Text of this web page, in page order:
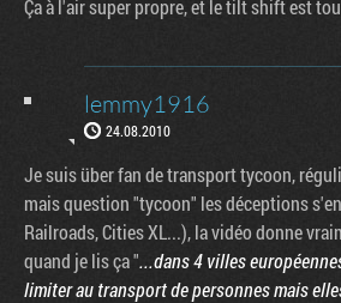
Ça à l'air super propre, et le tilt shift est
lemmy1916
24.08.2010
Je suis über fan de transport tycoon,
mais question "tycoon" les déceptions
Railroads, Cities XL...), la vidéo donne
quand je lis ça "...dans 4 villes
limiter au transport de personnes mais